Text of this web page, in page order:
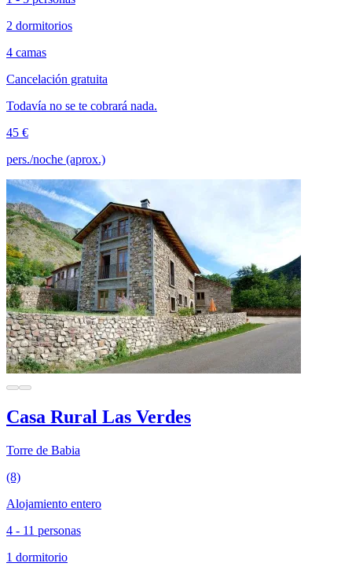
2 dormitorios
4 camas
Cancelación gratuita
Todavía no se te cobrará nada.
45 €
pers./noche (aprox.)
Casa Rural Las Verdes
Torre de Babia
(8)
Alojamiento entero
4 - 11 personas
1 dormitorio